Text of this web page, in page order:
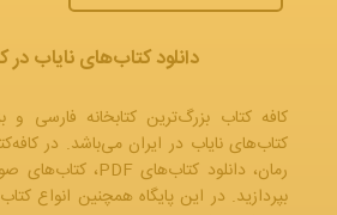
دانلود کتاب‌های نایاب در
کافه کتاب بزرگ‌ترین کتابخانه فارسی و
کتاب‌های نایاب در ایران می‌باشد. در
رمان، دانلود کتاب‌های PDF، کتاب‌های
بپردازید. در این پایگاه همچنین انواع